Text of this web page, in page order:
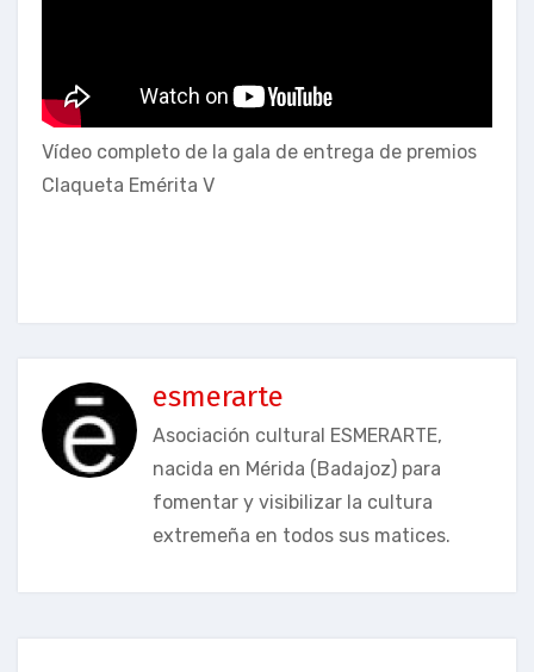
Vídeo completo de la gala de entrega de premios
Claqueta Emérita V
esmerarte
Asociación cultural ESMERARTE,
nacida en Mérida (Badajoz) para
fomentar y visibilizar la cultura
extremeña en todos sus matices.